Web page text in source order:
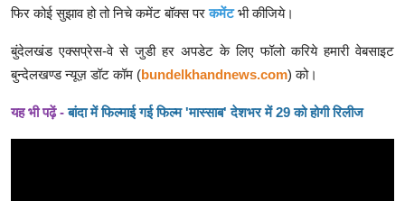
फिर कोई सुझाव हो तो निचे कमेंट बॉक्स परकमेंटभी कीजिये।
बुंदेलखंड एक्सप्रेस-वे से जुडी हर अपडेट के लिए फॉलो करिये हमारी वेबसाइट
बुन्देलखण्ड न्यूज़ डॉट कॉम (bundelkhandnews.com) को।
यह भी पढ़ें -बांदा में फिल्माई गई फिल्म 'मास्साब' देशभर में 29 को होगी रिलीज